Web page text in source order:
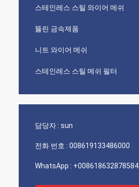
스테인레스 스틸 와이어 메쉬
뚫린 금속제품
니트 와이어 메쉬
스테인레스 스틸 메쉬 필터
담당자 : sun
전화 번호 : 008619133486000
WhatsApp : +008618632878584